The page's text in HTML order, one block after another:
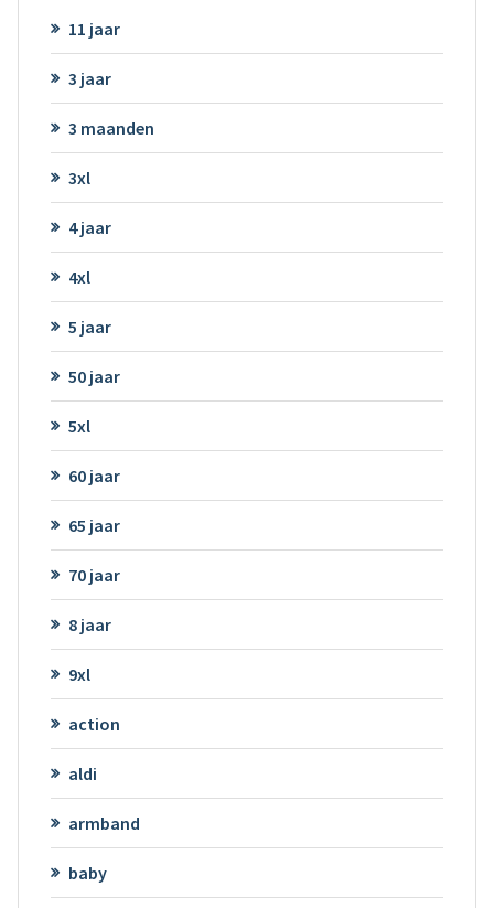
11 jaar
3 jaar
3 maanden
3xl
4 jaar
4xl
5 jaar
50 jaar
5xl
60 jaar
65 jaar
70 jaar
8 jaar
9xl
action
aldi
armband
baby